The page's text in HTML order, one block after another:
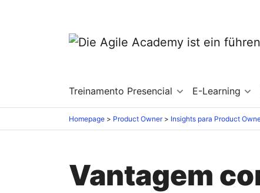
Treinamento Presencial E-Learning
Homepage Product Owner Insights para Product
Vantagem